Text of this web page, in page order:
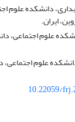
دانشکده علوم
ایران.
علوم اجتماعی،
علوم اجتماعی،
10.22059/